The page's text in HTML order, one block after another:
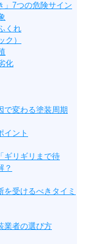
」7つの危険サイン
くれ
ク）
化
で変わる塗装周期
イント
ギリギリまで待
？
を受けるべきタイミ
業者の選び方